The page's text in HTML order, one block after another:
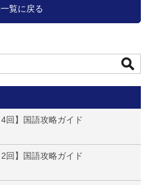
覧に戻る
回】国語攻略ガイド
回】国語攻略ガイド